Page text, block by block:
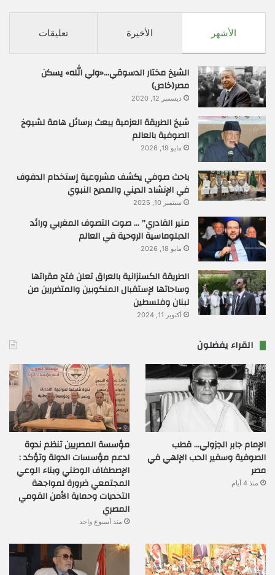
الأشهر الأخيرة تعليقات
الشيخ مختار الدسوقي…«ولي الله» يسكن
مصر(خاص)
ديسمبر 12, 2020
شيخ الطريقة العزمية يبعث برسائل هامة لشيوخ
الصوفية بالعالم
مايو 19, 2026
باحث صوفي يكشف مشروعية إستخدام الدفوف
في الإنشاد الديني والمديح النبوي
سبتمبر 10, 2025
منير القادري” … صوت التصوف المغربي ورائد
الدبلوماسية الروحية في العالم
مايو 18, 2026
الطريقة الكسنزانية بالعراق تعلن فتح مقراتها
وساحاتها لإستقبال المنكوبين والمتضررين من
لبنان وفلسطين
أكتوبر 11, 2024
القراء يفضلون
الإمام جابر الجزولي… قطب
الصوفية وسفير الحب الإلهي في
مصر
منذ 4 أيام
مؤسسة المصريين تنظم ندوة
لدعم مؤسسات الدولة وتؤكد :
الإصطفاف الوطني وبناء الوعي
المجتمعي ضرورة لمواجهة
التحديات وحماية الأمن القومي
المصري
منذ أسبوع واحد